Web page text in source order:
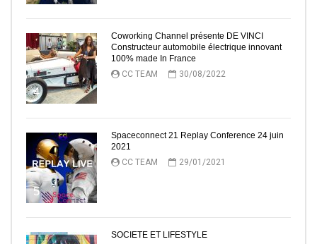
4
Coworking Channel présente DE VINCI
Constructeur automobile électrique innovant
100% made In France
CC TEAM
30/08/2022
5
Spaceconnect 21 Replay Conference 24 juin
2021
CC TEAM
29/01/2021
SOCIETE ET LIFESTYLE